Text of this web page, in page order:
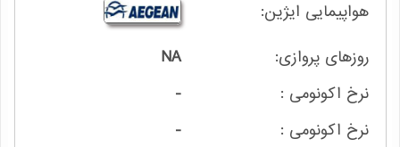
NA
-
-